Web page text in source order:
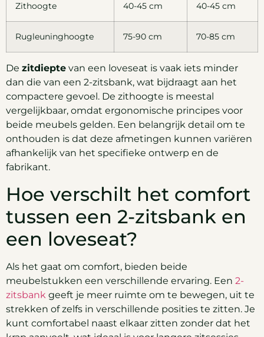
Zithoogte 40-45 cm 40-45 cm
Rugleuninghoogte 75-90 cm 70-85 cm
De zitdiepte van een loveseat is vaak iets minder
dan die van een 2-zitsbank, wat bijdraagt aan het
compactere gevoel. De zithoogte is meestal
vergelijkbaar, omdat ergonomische principes voor
beide meubels gelden. Een belangrijk detail om te
onthouden is dat deze afmetingen kunnen variëren
afhankelijk van het specifieke ontwerp en de
fabrikant.
Hoe verschilt het comfort
tussen een 2-zitsbank en
een loveseat?
Als het gaat om comfort, bieden beide
meubelstukken een verschillende ervaring. Een 2-
zitsbank geeft je meer ruimte om te bewegen, uit te
strekken of zelfs in verschillende posities te zitten. Je
kunt comfortabel naast elkaar zitten zonder dat het